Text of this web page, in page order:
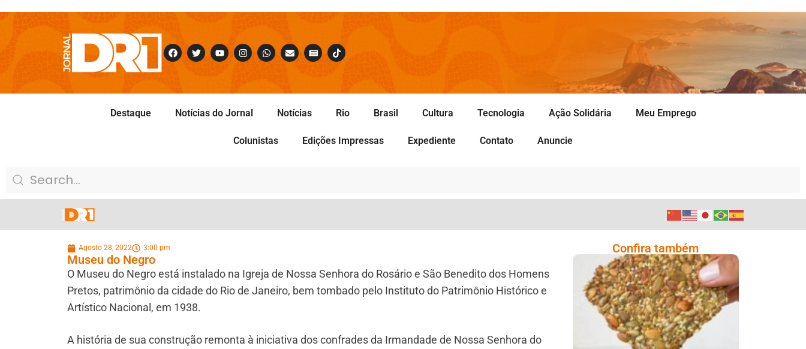
Destaque Notícias do Jornal Notícias Rio Brasil Cultura Tecnologia Ação Solidária Meu Emprego
Colunistas Edições Impressas Expediente Contato Anuncie
Agosto 28, 2022 3:00 pm
Museu do Negro
O Museu do Negro está instalado na Igreja de Nossa Senhora do Rosário e São Benedito dos Homens
Pretos, patrimônio da cidade do Rio de Janeiro, bem tombado pelo Instituto do Patrimônio Histórico e
Artístico Nacional, em 1938.
A história de sua construção remonta à iniciativa dos confrades da Irmandade de Nossa Senhora do
Confira também
Comer Bem: Cracker
De Sementes